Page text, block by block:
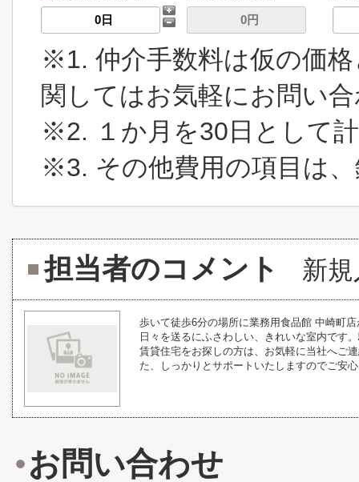
※1. 仲介手数料は仮の価
関してはお気軽にお問い
※2. １か月を30日として
※3. その他費用の項目は
担当者のコメント 新
歩いて徒歩6分の場所に業務用食品館 中崎町
日々を送るにふさわしい、きれいな室内です
賃貸住宅をお探しの方は、お気軽に当社へご
た、しっかりとサポートいたしますのでご安
お問い合わせ